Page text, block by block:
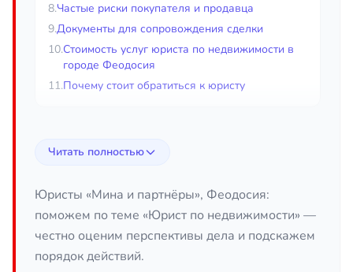
8.Частые риски покупателя и продавца
9.Документы для сопровождения сделки
10.Стоимость услуг юриста по недвижимости в
городе Феодосия
11.Почему стоит обратиться к юристу
Феодосия
Сделки с недвижимостью относятся к самым
крупным и юридически сложным операциям в
жизни человека. Покупка квартиры, оформление
дома, участие в долевом строительстве или
вступление в наследство затрагивают
Читать полностью
Юристы «Мина и партнёры», Феодосия:
поможем по теме «Юрист по недвижимости» —
честно оценим перспективы дела и подскажем
порядок действий.